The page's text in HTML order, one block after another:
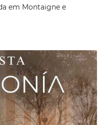
em Montaigne e